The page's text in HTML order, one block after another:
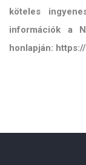
köteles
információk a
honlapján: